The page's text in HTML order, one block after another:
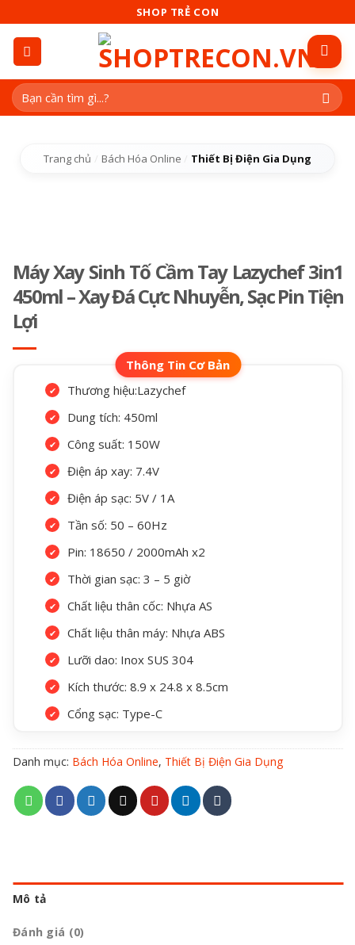
content
SHOP TRẺ CON
Tìm
kiếm:
Trang chủ Bách Hóa Online Thiết Bị Điện Gia Dụng
Máy Xay Sinh Tố Cầm Tay Lazychef 3in1
450ml – Xay Đá Cực Nhuyễn, Sạc Pin Tiện
Lợi
Thương hiệu:Lazychef
Dung tích: 450ml
Công suất: 150W
Điện áp xay: 7.4V
Điện áp sạc: 5V / 1A
Tần số: 50 – 60Hz
Pin: 18650 / 2000mAh x2
Thời gian sạc: 3 – 5 giờ
Chất liệu thân cốc: Nhựa AS
Chất liệu thân máy: Nhựa ABS
Lưỡi dao: Inox SUS 304
Kích thước: 8.9 x 24.8 x 8.5cm
Cổng sạc: Type-C
Danh mục: Bách Hóa Online, Thiết Bị Điện Gia Dụng
Mô tả
Đánh giá (0)